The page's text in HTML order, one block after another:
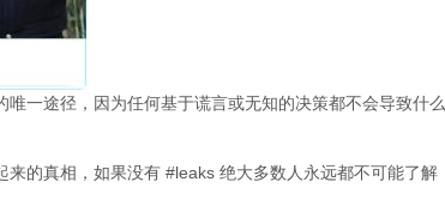
一途径，因为任何基于谎言或无知的决策都不会导致什么
的真相，如果没有 #leaks 绝大多数人永远都不可能了解